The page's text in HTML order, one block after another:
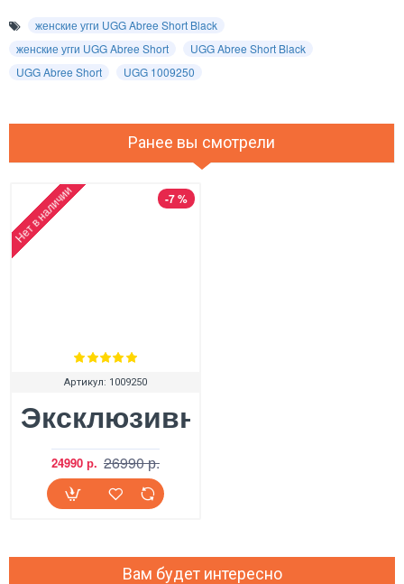
женские угги UGG Abree Short Black
женские угги UGG Abree Short
UGG Abree Short Black
UGG Abree Short
UGG 1009250
Ранее вы смотрели
-7 %
Нет в наличии
Артикул: 1009250
Эксклюзивные женские
24990 р. 26990 р.
Вам будет интересно